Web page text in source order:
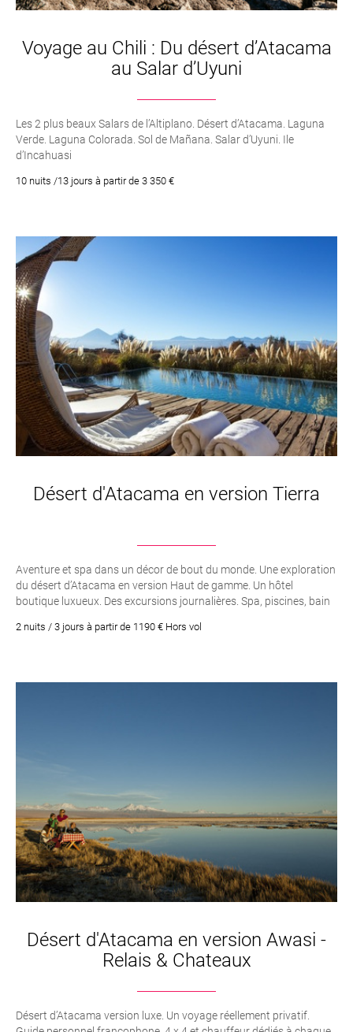
Voyage au Chili : Du désert d’Atacama
au Salar d’Uyuni
Les 2 plus beaux Salars de l’Altiplano. Désert d’Atacama. Laguna
Verde. Laguna Colorada. Sol de Mañana. Salar d’Uyuni. Ile
d’Incahuasi
10 nuits /13 jours à partir de 3 350 €
Désert d'Atacama en version Tierra
Aventure et spa dans un décor de bout du monde. Une exploration
du désert d’Atacama en version Haut de gamme. Un hôtel
boutique luxueux. Des excursions journalières. Spa, piscines, bain
2 nuits / 3 jours à partir de 1190 € Hors vol
Désert d'Atacama en version Awasi -
Relais & Chateaux
Désert d’Atacama version luxe. Un voyage réellement privatif.